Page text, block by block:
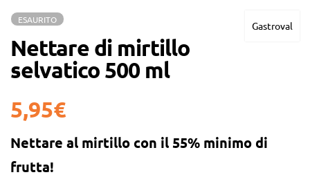
Gastroval
ESAURITO
Nettare di mirtillo
selvatico 500 ml
5,95€
Nettare al mirtillo con il55% minimo di
frutta!